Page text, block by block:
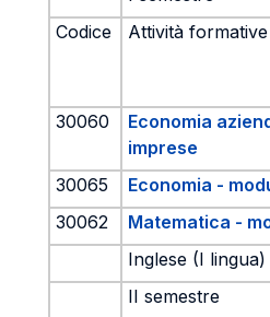
Codice
Attività formative
30060
Economia
imprese
30065 Economia -
30062
Matematica -
Inglese (I
II semestre